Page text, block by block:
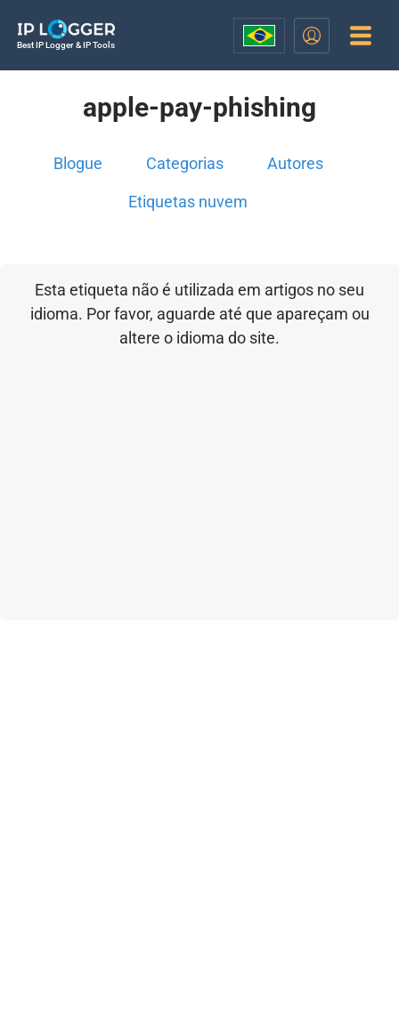
Best IP Logger & IP Tools
apple-pay-phishing
Blogue Categorias Autores
Etiquetas nuvem